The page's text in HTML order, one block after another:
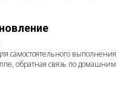
самостоятельного выполнения
обратная связь по домашним